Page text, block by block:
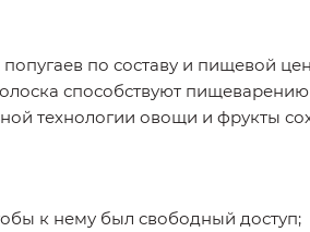
по составу и пищевой
способствуют
технологии овощи и фрукты
к нему был свободный доступ;